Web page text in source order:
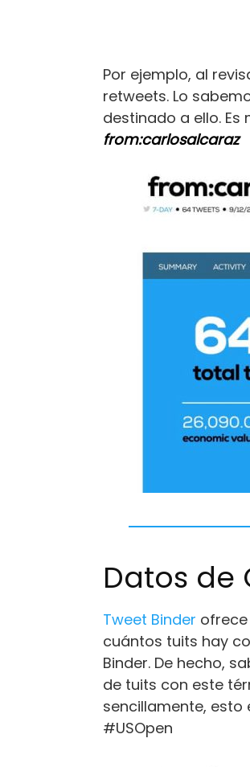
Por ejemplo, al
retweets. Lo
destinado a ello.
from:carlosalcaraz
Datos de
Tweet Binder
cuántos tuits hay
Binder. De hecho,
de tuits con este
sencillamente,
#USOpen